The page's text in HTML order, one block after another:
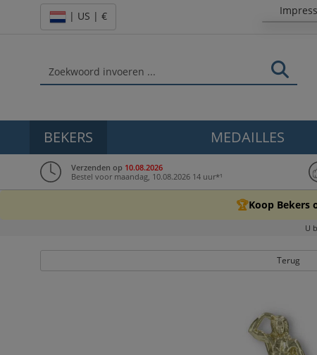
| US | €
BEKERS MEDAILLES
Verzenden op 10.08.2026
Bestel voor maandag, 10.08.2026 14 uur*¹
🏆Koop Bekers
U
Terug